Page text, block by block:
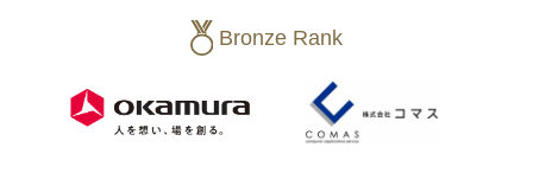
Bronze Rank